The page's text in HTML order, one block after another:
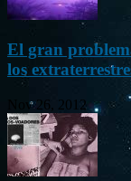
El gran
los
Nov 26, 2012